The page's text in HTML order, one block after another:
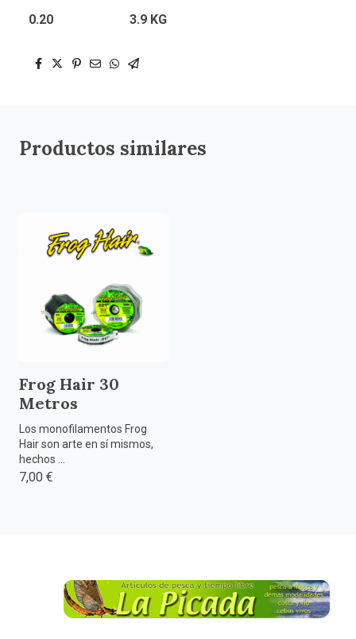
0.20 3.9 KG
Productos similares
Frog Hair 30
Metros
Los monofilamentos Frog
Hair son arte en sí mismos,
hechos ...
7,00 €